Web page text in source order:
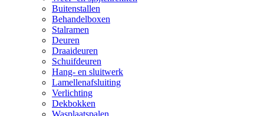
Buitenstallen
Behandelboxen
Stalramen
Deuren
Draaideuren
Schuifdeuren
Hang- en sluitwerk
Lamellenafsluiting
Verlichting
Dekbokken
Wasplaatspalen